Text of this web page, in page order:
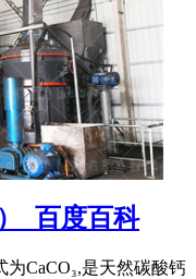
_百度百科
CaCO₃,是天然碳酸钙